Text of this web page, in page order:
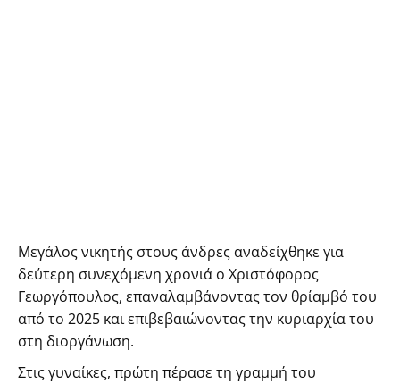
Μεγάλος νικητής στους άνδρες αναδείχθηκε για
δεύτερη συνεχόμενη χρονιά ο Χριστόφορος
Γεωργόπουλος, επαναλαμβάνοντας τον θρίαμβό του
από το 2025 και επιβεβαιώνοντας την κυριαρχία του
στη διοργάνωση.
Στις γυναίκες, πρώτη πέρασε τη γραμμή του